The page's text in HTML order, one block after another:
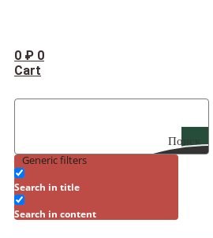
0 ₽ 0
Cart
Поиск
Generic filters
Search in title
Search in content